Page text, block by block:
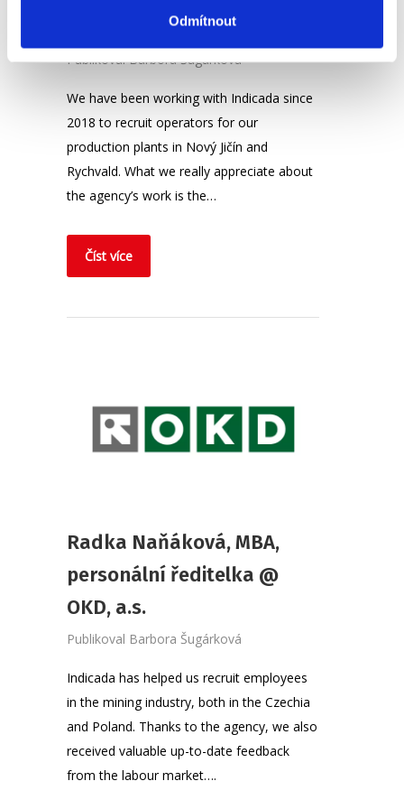
Odmítnout
PublikovalBarbora Šugárková
We have been working with Indicada since
2018 to recruit operators for our
production plants in Nový Jičín and
Rychvald. What we really appreciate about
the agency’s work is the…
Číst více
Radka Naňáková, MBA,
personální ředitelka @
OKD, a.s.
Publikoval Barbora Šugárková
Indicada has helped us recruit employees
in the mining industry, both in the Czechia
and Poland. Thanks to the agency, we also
received valuable up-to-date feedback
from the labour market….